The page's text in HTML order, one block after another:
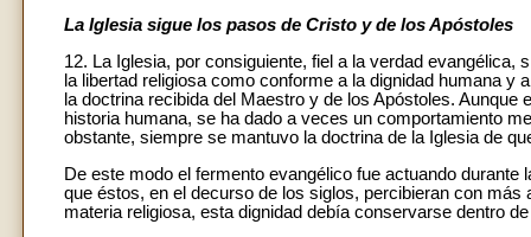
La Iglesia sigue los pasos de Cristo y de los Apóstoles
12. La Iglesia, por consiguiente, fiel a la verdad
la libertad religiosa como conforme a la dignidad humana
la doctrina recibida del Maestro y de los Apóstoles.
historia humana, se ha dado a veces un comportamiento
obstante, siempre se mantuvo la doctrina de la Iglesia de
De este modo el fermento evangélico fue actuando
que éstos, en el decurso de los siglos, percibieran con
materia religiosa, esta dignidad debía conservarse dentro